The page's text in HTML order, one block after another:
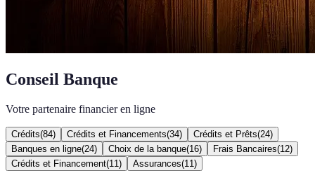
Conseil Banque
Votre partenaire financier en ligne
Crédits(84) Crédits et Financements(34) Crédits et Prêts(24)
Banques en ligne(24) Choix de la banque(16) Frais Bancaires(12)
Crédits et Financement(11 ) Assurances(11 )